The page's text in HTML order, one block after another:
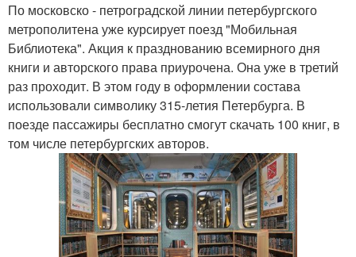
По московско - петроградской линии петербургского
метрополитена уже курсирует поезд "Мобильная
Библиотека". Акция к празднованию всемирного дня
книги и авторского права приурочена. Она уже в третий
раз проходит. В этом году в оформлении состава
использовали символику 315-летия Петербурга. В
поезде пассажиры бесплатно смогут скачать 100 книг, в
том числе петербургских авторов.